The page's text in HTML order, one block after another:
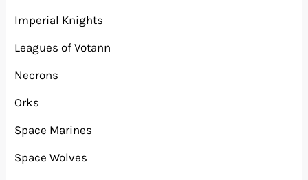
Imperial Knights
Leagues of Votann
Necrons
Orks
Space Marines
Space Wolves